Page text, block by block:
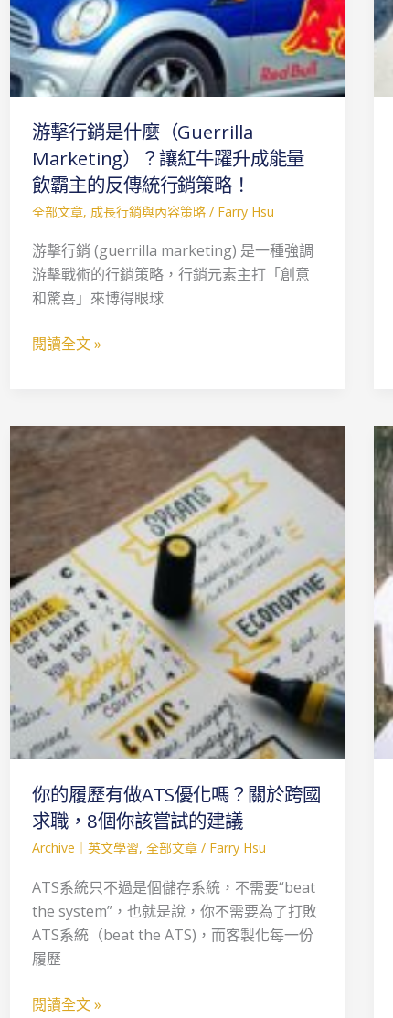
游擊行銷是什麼（Guerrilla
Marketing）？讓紅牛躍升成能量
飲霸主的反傳統行銷策略！
全部文章, 成長行銷與內容策略 / Farry Hsu
游擊行銷 (guerrilla marketing) 是一種強調
游擊戰術的行銷策略，行銷元素主打「創意
和驚喜」來博得眼球
紅
牛
躍
升
能
量
飲
霸
的
反
傳
行
閱讀全文 »
你的履歷有做ATS優化嗎？關於跨國
求職，8個你該嘗試的建議
Archive｜英文學習,全部文章 / Farry Hsu
ATS系統只不過是個儲存系統，不需要“beat
the system”，也就是說，你不需要為了打敗
ATS系統（beat the ATS)，而客製化每一份
履歷
的
履
有
做
ATS
優
化
嗎？
關
跨
國
職，
8
個
該
嘗
試
的
議
閱讀全文 »